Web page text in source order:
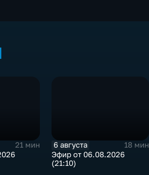
21 мин
6 августа
18 мин
Эфир от 06.08.2026
(21:10)